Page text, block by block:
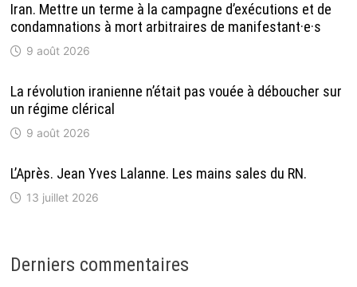
Iran. Mettre un terme à la campagne d’exécutions et de
condamnations à mort arbitraires de manifestant·e·s
9 août 2026
La révolution iranienne n’était pas vouée à déboucher sur
un régime clérical
9 août 2026
L’Après. Jean Yves Lalanne. Les mains sales du RN.
13 juillet 2026
Derniers commentaires